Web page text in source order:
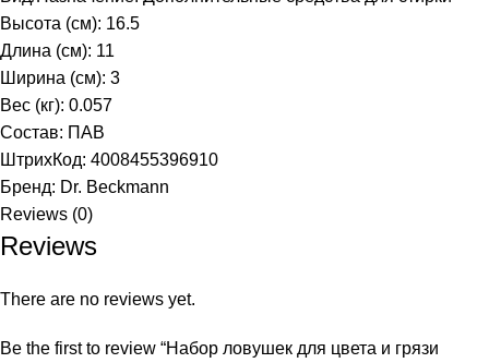
Высота (см): 16.5
Длина (см): 11
Ширина (см): 3
Вес (кг): 0.057
Состав: ПАВ
ШтрихКод: 4008455396910
Бренд: Dr. Beckmann
Reviews (0)
Reviews
There are no reviews yet.
Be the first to review “Набор ловушек для цвета и грязи